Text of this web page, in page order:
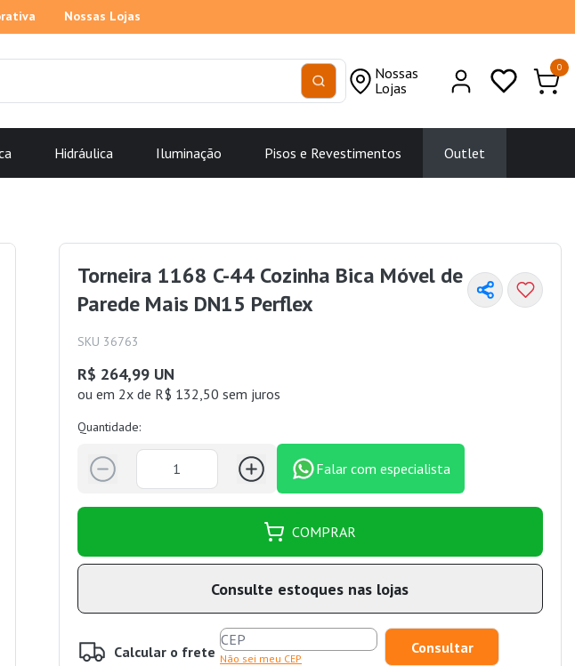
Nossas Lojas
Nossas
Lojas
0
Hidráulica Iluminação Pisos e Revestimentos Outlet
Torneira 1168 C-44 Cozinha Bica Móvel de
Parede Mais DN15 Perflex
SKU 36763
R$ 264,99 UN
ou em 2x de R$ 132,50 sem juros
Quantidade:
Falar com especialista
COMPRAR
Consulte estoques nas lojas
Calcular o frete Não sei meu CEP